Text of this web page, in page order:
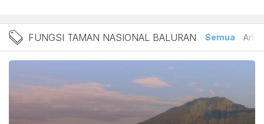
Berita Fungsi Taman
FUNGSI TAMAN NASIONAL BALURAN Semua